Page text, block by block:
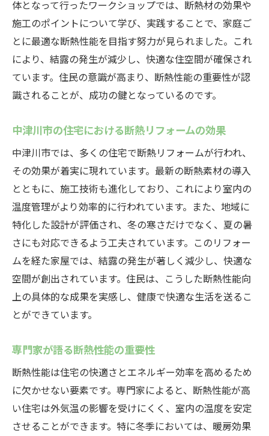
体となって行ったワークショップでは、断熱材の効果や
施工のポイントについて学び、実践することで、家庭ご
とに最適な断熱性能を目指す努力が見られました。これ
により、結露の発生が減少し、快適な住空間が確保され
ています。住民の意識が高まり、断熱性能の重要性が認
識されることが、成功の鍵となっているのです。
中津川市の住宅における断熱リフォームの効果
中津川市では、多くの住宅で断熱リフォームが行われ、
その効果が着実に現れています。最新の断熱素材の導入
とともに、施工技術も進化しており、これにより室内の
温度管理がより効率的に行われています。また、地域に
特化した設計が評価され、冬の寒さだけでなく、夏の暑
さにも対応できるよう工夫されています。このリフォー
ムを経た家屋では、結露の発生が著しく減少し、快適な
空間が創出されています。住民は、こうした断熱性能向
上の具体的な成果を実感し、健康で快適な生活を送るこ
とができています。
専門家が語る断熱性能の重要性
断熱性能は住宅の快適さとエネルギー効率を高めるため
に欠かせない要素です。専門家によると、断熱性能が高
い住宅は外気温の影響を受けにくく、室内の温度を安定
させることができます。特に冬季においては、暖房効果